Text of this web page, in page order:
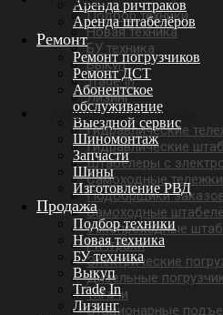
Подбор техники
Новая техника
БУ техника
Выкуп
Trade In
Лизинг
Каталог новой техники
Гидравлические
Гидравлические
Штабелёры с
Самоходные тележки
Подборщики
Самоходные
Узкопроходные
Ричтраки
Электрические
Дизельные
Тягачи
Стационарные
Аренда ричтраков
Аренда штабелёров
Ремонт
Ремонт погрузчиков
Ремонт ДСТ
Абонентское
обслуживание
Выездной сервис
Шиномонтаж
Запчасти
Шины
Изготовление РВД
Продажа
Подбор техники
Новая техника
БУ техника
Выкуп
Trade In
Лизинг